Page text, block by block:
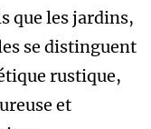
que les jardins,
se distinguent
rustique,
et